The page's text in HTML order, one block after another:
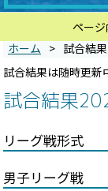
ペー
2026年度
2025年度
リーグ戦形式
男子リーグ戦
女子リーグ戦
その他形式
関東学連フィール
全日本学生フィー
関東学連ターゲッ
関東学生アーチェ
全国七大学総合体
六大学戦
高柳杯
関東学生アーチェ
練習試合
国際基督教大学戦
東北大学戦
中央大学戦
学習院大学戦
青山学院大学戦
上智大学戦
筑波大学戦
法政大学戦
武蔵大学戦
2024年度
2023年度
2022年度
2021年度
2020年度
2019年度
2018年度
2017年度
2016年度
2015年度
2014年度
2013年度
ホーム
試合結
試合結果は随時更新
試合結果
リーグ戦形式
男子リーグ戦